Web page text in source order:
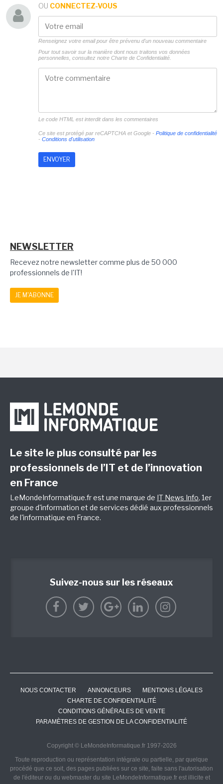
OU CONNECTEZ-VOUS
Renseignez votre email pour être prévenu d'un nouveau commentaire
Pour tout savoir sur la manière dont nous traitons vos données
personnelles, consultez notre Charte de Confidentialité.
Le code HTML est interdit dans les commentaires
Ce site est protégé par reCAPTCHA et Google - Politique de confidentialité
- Conditions d'utilisation
NEWSLETTER
Recevez notre newsletter comme plus de 50 000
professionnels de l'IT!
JE M'ABONNE
Le site le plus consulté par les
professionnels de l’IT et de l’innovation
en France
LeMondeInformatique.fr est une marque de IT News Info, 1er
groupe d'information et de services dédié aux professionnels
de l'informatique en France.
Suivez-nous sur les réseaux
NOUS CONTACTER ANNONCEURS
MENTIONS LÉGALES
CHARTE DE CONFIDENTIALITÉ
CONDITIONS GÉNÉRALES DE VENTE
PARAMÈTRES DE GESTION DE LA CONFIDENTIALITÉ
Copyright © LeMondeInformatique.fr 1997-2026
Toute reproduction ou représentation intégrale ou partielle, par quelque
procédé que ce soit, des pages publiées sur ce site, faite sans l'autorisation
de l'éditeur ou du webmaster du site LeMondeInformatique.fr est illicite et